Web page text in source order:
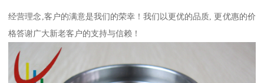
经营理念,客户的满意是我们的荣幸！我们以更优的品质, 更优惠的价
格答谢广大新老客户的支持与信赖！